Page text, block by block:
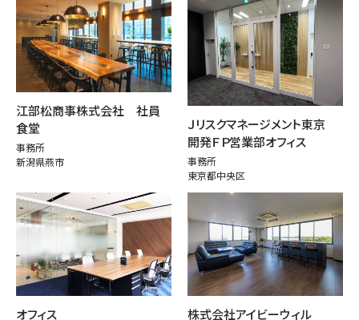
江部松商事株式会社 社員
食堂
事務所
新潟県燕市
Ｊリスクマネージメント東京
開発ＦＰ営業部オフィス
事務所
東京都中央区
オフィス 株式会社アイビーウィル